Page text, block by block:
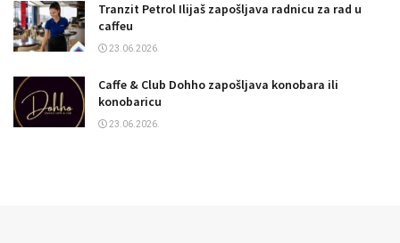
Tranzit Petrol Ilijaš zapošljava radnicu za rad u
caffeu
23.06.2026.
Caffe & Club Dohho zapošljava konobara ili
konobaricu
23.06.2026.